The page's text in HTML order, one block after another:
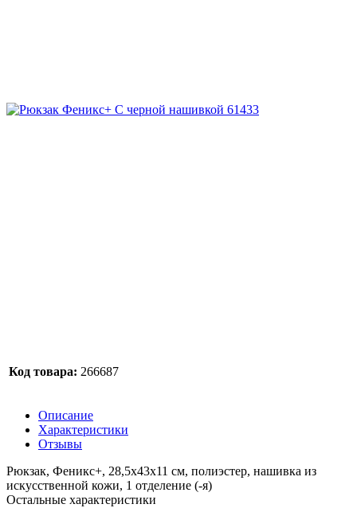
Код товара: 266687
Описание
Характеристики
Отзывы
Рюкзак, Феникс+, 28,5х43х11 см, полиэстер, нашивка из
искусственной кожи, 1 отделение (-я)
Остальные характеристики